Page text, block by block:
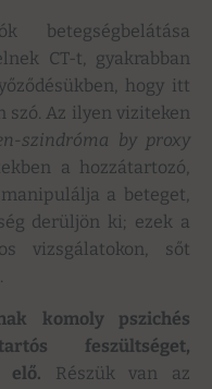
betegségbelátása
CT-t, gyakrabban
hogy itt
szó. Az ilyen viziteken
szindróma by proxy
a hozzátartozó,
a beteget,
derüljön ki; ezek a
vizsgálatokon, sőt
komoly pszichés
feszültséget,
elő. Részük van az